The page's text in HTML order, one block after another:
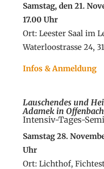
Samstag, den 21.
17.00 Uhr
Ort: Leester Saal im
Waterloostrasse 24,
Infos & Anmeldung
Lauschendes und
Adamek in Offenbach
Intensiv-Tages-
Samstag 28.
Uhr
Ort: Lichthof,